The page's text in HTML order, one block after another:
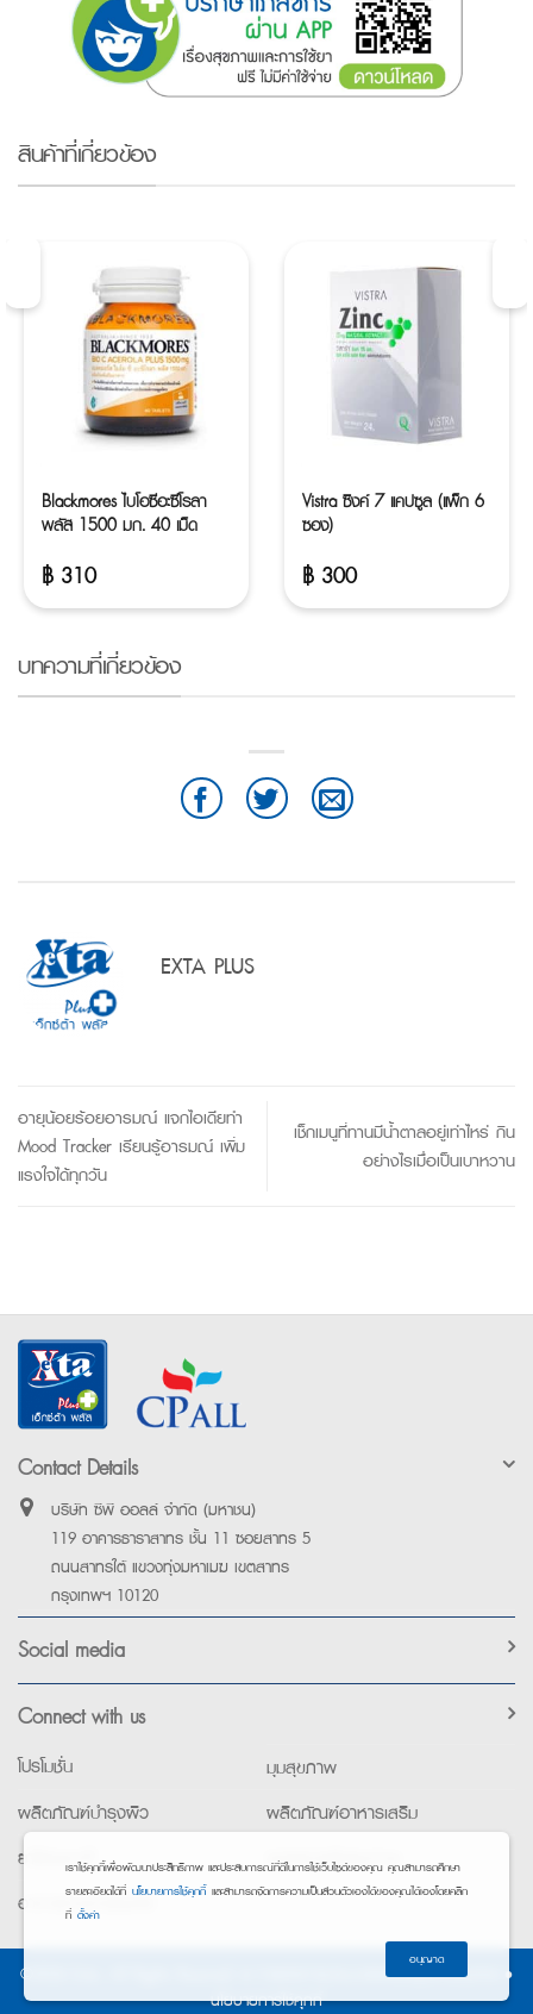
สินค้าที่เกี่ยวข้อง
Blackmores ไบโอซีอะซีโรลา
พลัส 1500 มก. 40 เม็ด
฿ 310
Vistra ซิงค์ 7 แคปซูล (แพ็ก 6
ซอง)
฿ 300
บทความที่เกี่ยวข้อง
EXTA PLUS
อายุน้อยร้อยอารมณ์ แจกไอเดียทำ
Mood Tracker เรียนรู้อารมณ์ เพิ่ม
แรงใจได้ทุกวัน
เช็กเมนูที่ทานมีน้ำตาลอยู่เท่าไหร่ กิน
อย่างไรเมื่อเป็นเบาหวาน
Contact Details
บริษัท ซีพี ออลล์ จำกัด (มหาชน)
119 อาคารธาราสาทร ชั้น 11 ซอยสาทร 5
ถนนสาทรใต้ แขวงทุ่งมหาเมฆ เขตสาทร
กรุงเทพฯ 10120
Social media
Connect with us
โปรโมชั่น
มุมสุขภาพ
ผลิตภัณฑ์บำรุงผิว
ผลิตภัณฑ์อาหารเสริม
ยาใช้เฉพาะที่
อุปกรณ์เพื่อสุขภาพ
อาหารทางการแพทย์
©2026 Exta. All Rights Reserved. • การแจ้งการประมวลผลข้อมูลส่วนบุคคล
•
นโยบายการใช้คุกกี้
เราใช้คุกกี้เพื่อพัฒนาประสิทธิภาพ และประสบการณ์ที่ดีในการใช้เว็บไซต์ของคุณ คุณสามารถศึกษา
รายละเอียดได้ที่ นโยบายการใช้คุกกี้ และสามารถจัดการความเป็นส่วนตัวเองได้ของคุณได้เองโดยคลิก
ที่ ตั้งค่า
อนุญาต